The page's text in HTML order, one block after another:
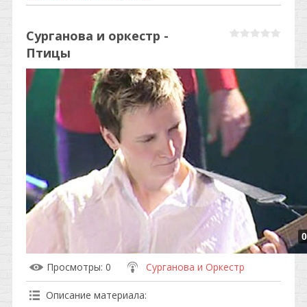
Сурганова и оркестр -
Птицы
Просмотры: 0 Сурганова и Оркестр
Описание материала: